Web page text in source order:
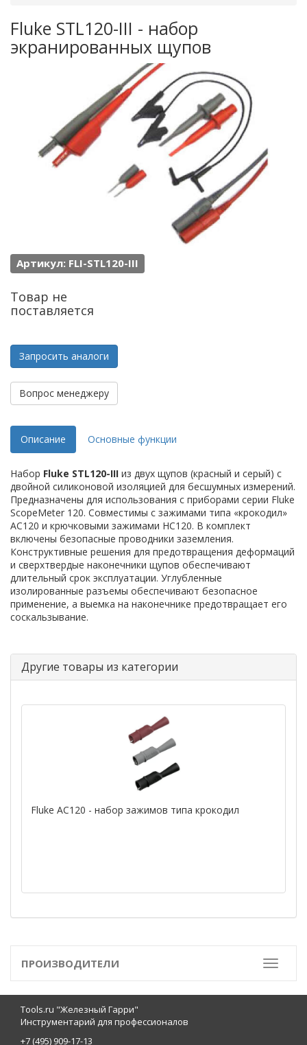
Fluke STL120-III - набор
экранированных щупов
Артикул: FLI-STL120-III
Товар не
поставляется
Запросить аналоги
Вопрос менеджеру
Описание Основные функции
Набор Fluke STL120-III из двух щупов (красный и серый) с
двойной силиконовой изоляцией для бесшумных измерений.
Предназначены для использования с приборами серии Fluke
ScopeMeter 120. Совместимы с зажимами типа «крокодил»
AC120 и крючковыми зажимами HC120. В комплект
включены безопасные проводники заземления.
Конструктивные решения для предотвращения деформаций
и сверхтвердые наконечники щупов обеспечивают
длительный срок эксплуатации. Углубленные
изолированные разъемы обеспечивают безопасное
применение, а выемка на наконечнике предотвращает его
соскальзывание.
Другие товары из категории
Fluke AC120 - набор зажимов типа крокодил
Toggle
ПРОИЗВОДИТЕЛИ
Tools.ru "Железный Гарри"
Инструментарий для профессионалов
+7 (495) 909-17-13